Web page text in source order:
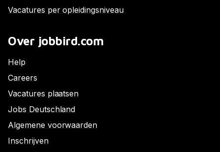
Vacatures per opleidingsniveau
Over jobbird.com
Help
Careers
Vacatures plaatsen
Jobs Deutschland
Algemene voorwaarden
Inschrijven